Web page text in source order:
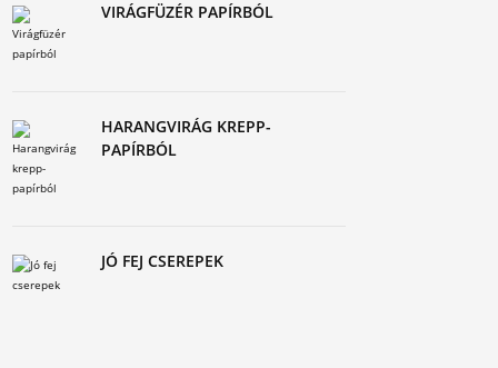
VIRÁGFÜZÉR PAPÍRBÓL
HARANGVIRÁG KREPP-
PAPÍRBÓL
JÓ FEJ CSEREPEK